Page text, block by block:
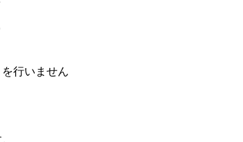
行いません